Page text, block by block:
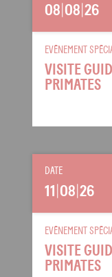
08 08 26
EVÉNEMENT
VISITE
PRIMATES
DATE
11 08 26
EVÉNEMENT
VISITE
PRIMATES